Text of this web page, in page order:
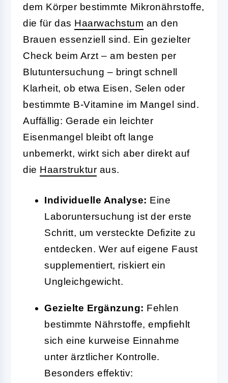
dem Körper bestimmte Mikronährstoffe,
die für das Haarwachstum an den
Brauen essenziell sind. Ein gezielter
Check beim Arzt – am besten per
Blutuntersuchung – bringt schnell
Klarheit, ob etwa Eisen, Selen oder
bestimmte B-Vitamine im Mangel sind.
Auffällig: Gerade ein leichter
Eisenmangel bleibt oft lange
unbemerkt, wirkt sich aber direkt auf
die Haarstruktur aus.
Individuelle Analyse: Eine
Laboruntersuchung ist der erste
Schritt, um versteckte Defizite zu
entdecken. Wer auf eigene Faust
supplementiert, riskiert ein
Ungleichgewicht.
Gezielte Ergänzung: Fehlen
bestimmte Nährstoffe, empfiehlt
sich eine kurweise Einnahme
unter ärztlicher Kontrolle.
Besonders effektiv: